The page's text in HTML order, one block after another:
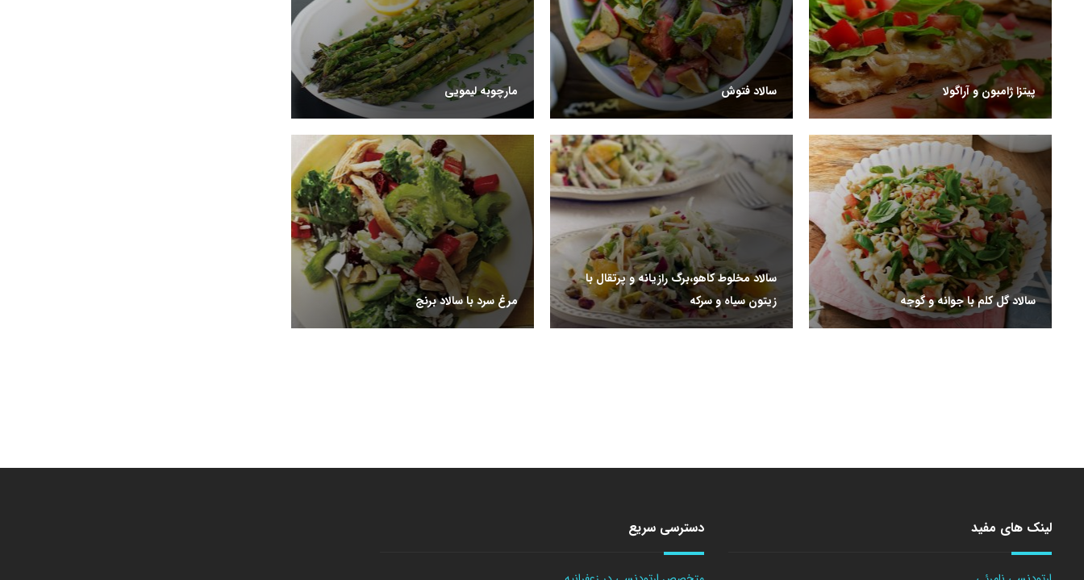
پیتزا ژامبون و آراگولا سالاد فتوش مارچوبه لیمویی
سالاد گل کلم با جوانه و گوجه
سالاد مخلوط کاهو،برگ رازیانه و پرتقال با
زیتون سیاه و سرکه
مرغ سرد با سالاد برنج
لینک های مفید دسترسی سریع